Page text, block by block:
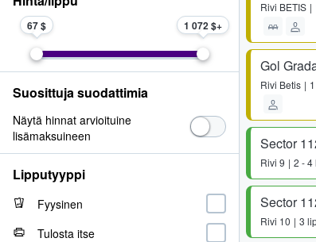
Rivi BETIS
Gol
Rivi Betis
Sector
Rivi 9 2 - 4
Sector
Rivi 10 3
67 $ 1 072 $
Suosittuja suodattimia
Näytä hinnat arvioituine
lisämaksuineen
Lipputyyppi
Fyysinen
Tulosta itse